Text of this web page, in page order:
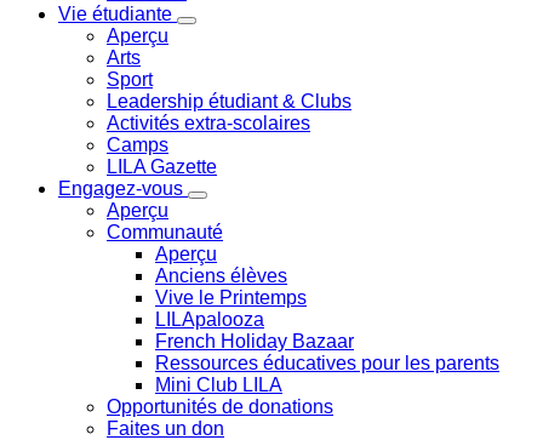
Vie étudiante
Aperçu
Arts
Sport
Leadership étudiant & Clubs
Activités extra-scolaires
Camps
LILA Gazette
Engagez-vous
Aperçu
Communauté
Aperçu
Anciens élèves
Vive le Printemps
LILApalooza
French Holiday Bazaar
Ressources éducatives pour les parents
Mini Club LILA
Opportunités de donations
Faites un don